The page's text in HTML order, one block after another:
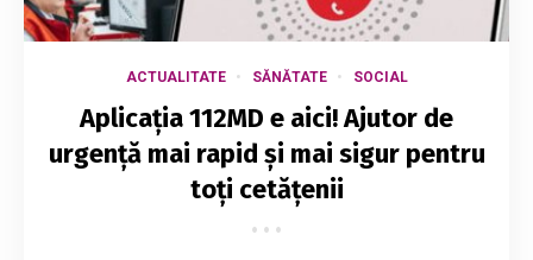
ACTUALITATE SĂNĂTATE SOCIAL
Aplicația 112MD e aici! Ajutor de
urgență mai rapid și mai sigur pentru
toți cetățenii